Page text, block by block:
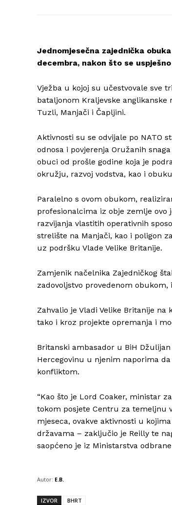
Jednomjesečna zajednička
decembra, nakon što se
Vježba u kojoj su učestvovale sve
bataljonom Kraljevske anglikanske
Tuzli, Manjači i Čapljini.
Aktivnosti su se odvijale po NATO
odnosa i povjerenja Oružanih
obuci od prošle godine koja je
okružju, razvoj vodstva, kao i
Paralelno s ovom obukom,
profesionalcima iz obje zemlje ovo
razvijanja vlastitih operativnih
strelište na Manjači, kao i poligon
uz podršku Vlade Velike Britanije.
Zamjenik načelnika Zajedničkog
zadovoljstvo provedenom obukom,
Zahvalio je Vladi Velike Britanije
tako i kroz projekte opremanja i
Britanski ambasador u BiH
Hercegovinu u njenim naporima
konfliktom.
“Kao što je Lord Coaker, ministar
tokom posjete Centru za temeljnu
mjeseca, ovakve aktivnosti u
državama – zaključio je Reilly te
saopćeno je iz Ministarstva odbrane
Autor: E.B.
IZVOR BHRT